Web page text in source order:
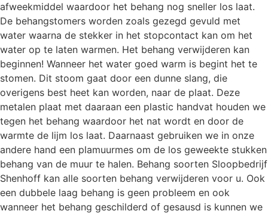
afweekmiddel waardoor het behang nog sneller los laat.
De behangstomers worden zoals gezegd gevuld met
water waarna de stekker in het stopcontact kan om het
water op te laten warmen. Het behang verwijderen kan
beginnen! Wanneer het water goed warm is begint het te
stomen. Dit stoom gaat door een dunne slang, die
overigens best heet kan worden, naar de plaat. Deze
metalen plaat met daaraan een plastic handvat houden we
tegen het behang waardoor het nat wordt en door de
warmte de lijm los laat. Daarnaast gebruiken we in onze
andere hand een plamuurmes om de los geweekte stukken
behang van de muur te halen. Behang soorten Sloopbedrijf
Shenhoff kan alle soorten behang verwijderen voor u. Ook
een dubbele laag behang is geen probleem en ook
wanneer het behang geschilderd of gesausd is kunnen we